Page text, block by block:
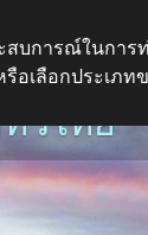
วไทย
บการณ์ในการ
อเลือกประเภ